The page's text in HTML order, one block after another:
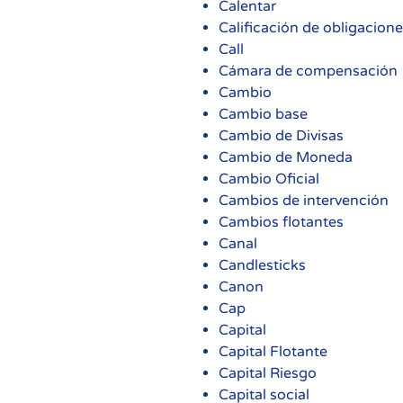
Calentar
Calificación de
Call
Cámara de compensación
Cambio
Cambio base
Cambio de Divisas
Cambio de Moneda
Cambio Oficial
Cambios de intervención
Cambios flotantes
Canal
Candlesticks
Canon
Cap
Capital
Capital Flotante
Capital Riesgo
Capital social